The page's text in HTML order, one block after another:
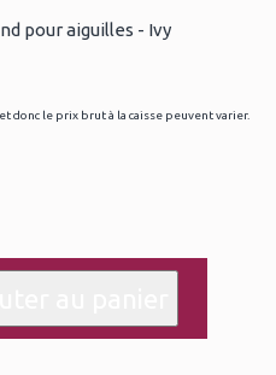
donc le prix brut à la caisse peuvent varier.